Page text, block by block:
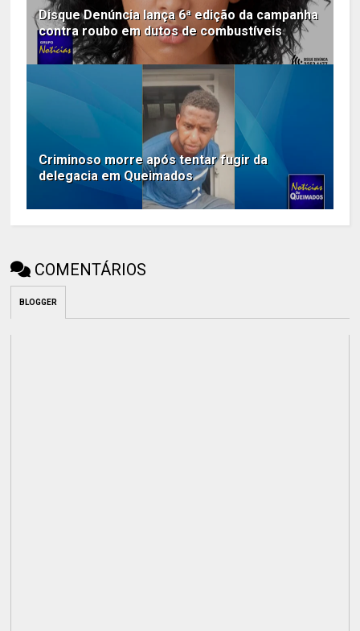
Disque Denúncia lança 6ª edição da campanha
contra roubo em dutos de combustíveis
Criminoso morre após tentar fugir da
delegacia em Queimados
COMENTÁRIOS
BLOGGER